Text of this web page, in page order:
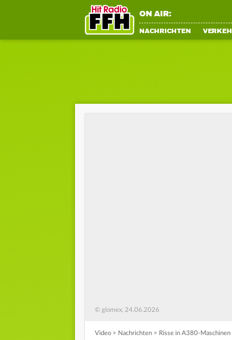
ON AIR:
NACHRICHTEN
© glomex, 24.06.2026
Video > Nachrichten > Risse in A380-